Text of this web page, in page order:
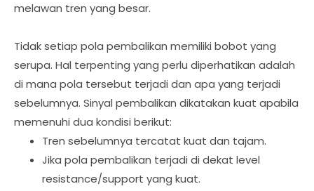
melawan tren yang besar.
Tidak setiap pola pembalikan memiliki bobot yang
serupa. Hal terpenting yang perlu diperhatikan adalah
di mana pola tersebut terjadi dan apa yang terjadi
sebelumnya. Sinyal pembalikan dikatakan kuat apabila
memenuhi dua kondisi berikut:
Tren sebelumnya tercatat kuat dan tajam.
Jika pola pembalikan terjadi di dekat level
resistance/support yang kuat.